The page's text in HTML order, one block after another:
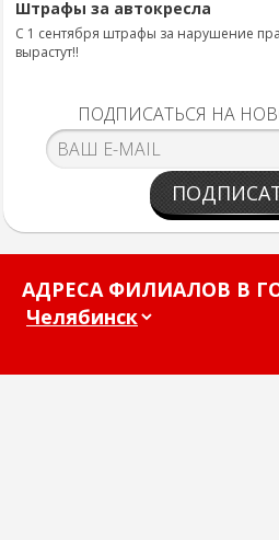
Штрафы за автокресла
С 1 сентября штрафы за нарушение
вырастут!!
ПОДПИСАТЬСЯ НА
АДРЕСА ФИЛИАЛОВ В